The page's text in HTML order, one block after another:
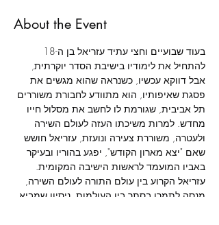
About the Event
להתחיל את לימודיו בישיבת הסדר יוקרתית,
אבל דווקא עכשיו, כשנראה שהוא מגשים את
פסגת שאיפותיו, הוא מתוודע לחבורת משוררים
תל אביבית, שגורמת לו לחשב את מסלול חייו
מחדש. למרות משיכתו העזה לעולם השירה
ולעטרה, משוררת צעירה ונועזת, עזריאל חושש
שאם "יצא מארון הקודש", יפגע בהוריו ובעיקר
באביו המועמד לראשות הישיבה המקומית.
עזריאל הקרוע בין עולם התורה לעולם השירה,
מנסה לתמרן בסתר בין העולמות, ניסיון שמביא